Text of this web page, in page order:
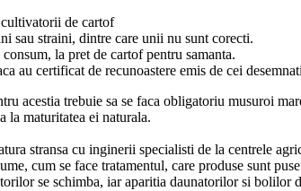
de cartof
sau straini, dintre care unii nu sunt corecti.
la pret de cartof pentru samanta.
au certificat de recunoastere emis de cei
acestia trebuie sa se faca obligatoriu musuroi
la maturitatea ei naturala.
stransa cu inginerii specialisti de la centrele
cum se face tratamentul, care produse sunt
se schimba, iar aparitia daunatorilor si